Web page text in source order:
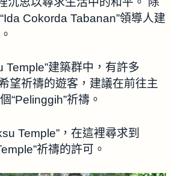
Cokorda Tabanan”領導人建
Temple”建築群中，有許多
望祈禱的遊客，建議在前往主
“Pelinggih”祈禱。
Temple”，在這裡尋求到
祈禱的許可。